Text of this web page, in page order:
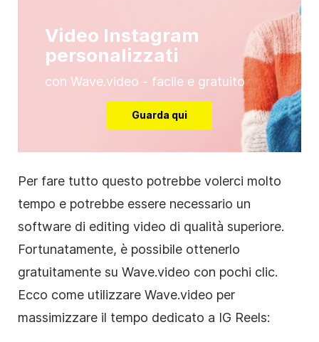
Video Instagram
personalizzati
con Wave.video - facile e gratuito
Guarda qui
Per fare tutto questo potrebbe volerci molto
tempo e potrebbe essere necessario un
software di editing video di qualità superiore.
Fortunatamente, è possibile ottenerlo
gratuitamente su Wave.video con pochi clic.
Ecco come utilizzare Wave.video per
massimizzare il tempo dedicato a IG Reels: